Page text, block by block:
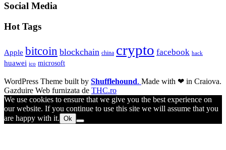
Social Media
Hot Tags
Apple bitcoin blockchain china crypto facebook hack
huawei ico microsoft
WordPress Theme built by Shufflehound. Made with ❤ in Craiova.
Gazduire Web furnizata de THC.ro
We use cookies to ensure that we give you the best experience on
our website. If you continue to use this site we will assume that you
are happy with it. Ok